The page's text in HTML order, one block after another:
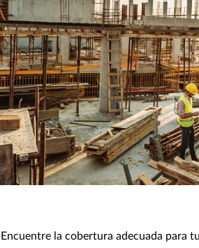
Encuentre la cobertura adecuada para